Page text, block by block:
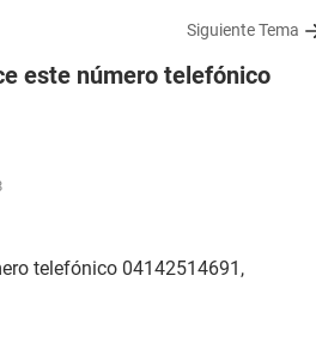
Siguiente Tema
este número telefónico
telefónico 04142514691,